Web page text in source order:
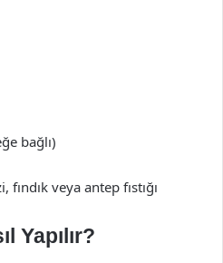
bağlı)
veya antep fıstığı
Yapılır?